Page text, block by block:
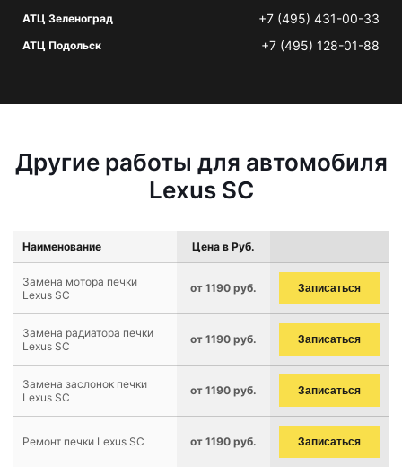
АТЦ Зеленоград +7 (495) 431-00-33
АТЦ Подольск +7 (495) 128-01-88
Другие работы для автомобиля
Lexus SC
Наименование Цена в Руб.
Замена мотора печки
Lexus SC
от 1190 руб. Записаться
Замена радиатора печки
Lexus SC
от 1190 руб. Записаться
Замена заслонок печки
Lexus SC
от 1190 руб. Записаться
Ремонт печки Lexus SC от 1190 руб. Записаться